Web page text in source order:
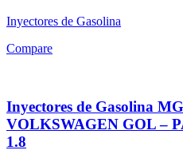
Inyectores de Gasolina
Compare
Inyectores de Gasolina
VOLKSWAGEN GOL –
1.8